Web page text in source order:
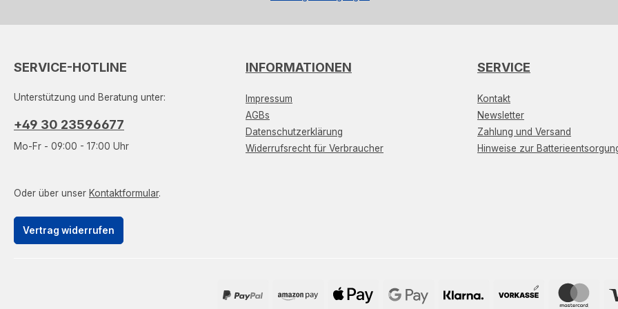
SERVICE-HOTLINE
Unterstützung und Beratung unter:
+49 30 23596677
Mo-Fr - 09:00 - 17:00 Uhr
Oder über unser Kontaktformular.
Vertrag widerrufen
INFORMATIONEN
Impressum
AGBs
Datenschutzerklärung
Widerrufsrecht für Verbraucher
SERVICE
Kontakt
Newsletter
Zahlung und Versand
Hinweise zur